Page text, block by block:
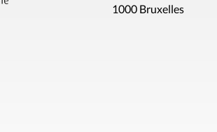
1000 Bruxelles